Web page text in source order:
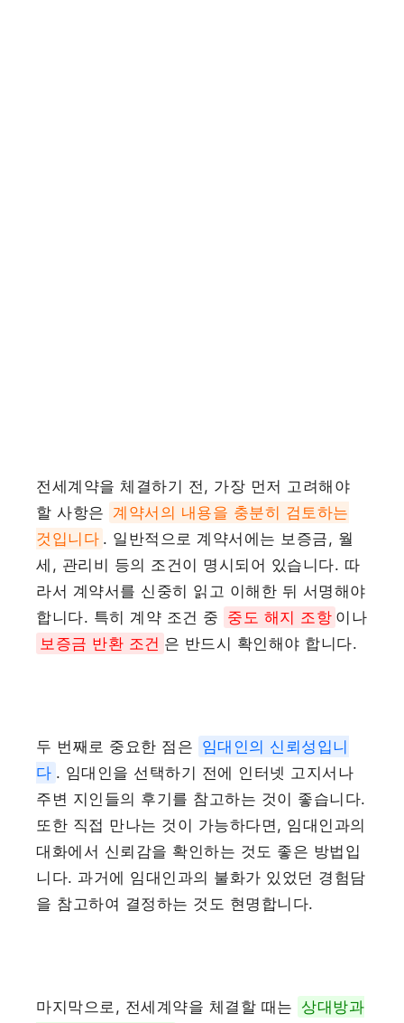
전세계약을 체결하기 전, 가장 먼저 고려해야
할 사항은 계약서의 내용을 충분히 검토하는
것입니다 . 일반적으로 계약서에는 보증금, 월
세, 관리비 등의 조건이 명시되어 있습니다. 따
라서 계약서를 신중히 읽고 이해한 뒤 서명해야
합니다. 특히 계약 조건 중 중도 해지 조항 이나
보증금 반환 조건 은 반드시 확인해야 합니다.
두 번째로 중요한 점은 임대인의 신뢰성입니
다 . 임대인을 선택하기 전에 인터넷 고지서나
주변 지인들의 후기를 참고하는 것이 좋습니다.
또한 직접 만나는 것이 가능하다면, 임대인과의
대화에서 신뢰감을 확인하는 것도 좋은 방법입
니다. 과거에 임대인과의 불화가 있었던 경험담
을 참고하여 결정하는 것도 현명합니다.
마지막으로, 전세계약을 체결할 때는 상대방과